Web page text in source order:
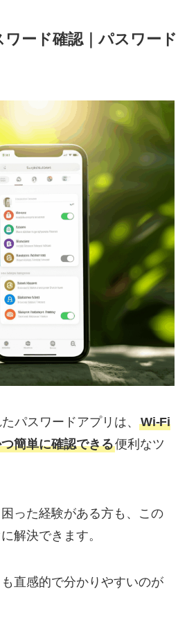
ード確認｜パスワード
パスワードアプリは、 Wi-Fi
簡単に確認できる便利なツ
った経験がある方も、この
解決できます。
直感的で分かりやすいのが